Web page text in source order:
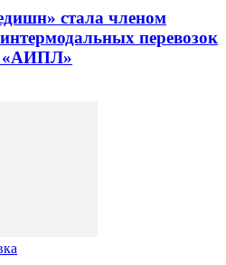
стала членом
перевозок
«АИПЛ»